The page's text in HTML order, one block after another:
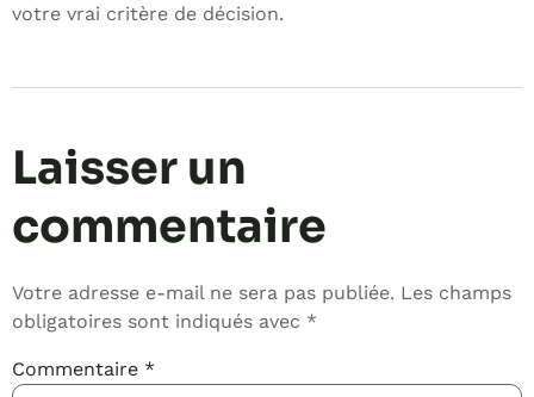
votre vrai critère de décision.
Laisser un
commentaire
Votre adresse e-mail ne sera pas publiée. Les champs
obligatoires sont indiqués avec *
Commentaire *